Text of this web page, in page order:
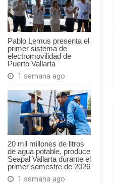
Pablo Lemus presenta el
primer sistema de
electromovilidad de
Puerto Vallarta
1 semana ago
20 mil millones de litros
de agua potable, produce
Seapal Vallarta durante el
primer semestre de 2026
1 semana ago